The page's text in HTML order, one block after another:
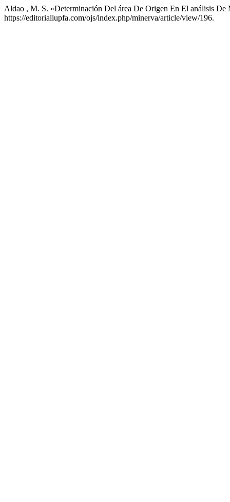
Aldao , M. S. «Determinación Del área De Origen En El análisis De
https://editorialiupfa.com/ojs/index.php/minerva/article/view/196.